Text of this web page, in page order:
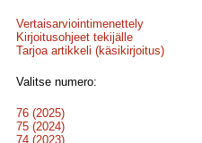
Vertaisarviointimenettely
Kirjoitusohjeet tekijälle
Tarjoa artikkeli (käsikirjoitus)
Valitse numero:
76 (2025)
75 (2024)
74 (2023)